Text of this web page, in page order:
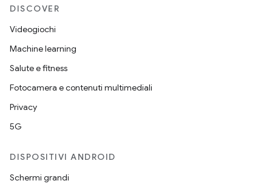
DISCOVER
Videogiochi
Machine learning
Salute e fitness
Fotocamera e contenuti multimediali
Privacy
5G
DISPOSITIVI ANDROID
Schermi grandi